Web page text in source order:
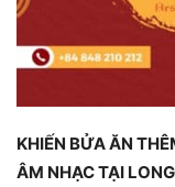
KHIẾN BỬA ĂN
ÂM NHẠC TẠI